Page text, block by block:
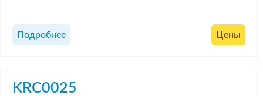
Подробнее Цены
KRC0025